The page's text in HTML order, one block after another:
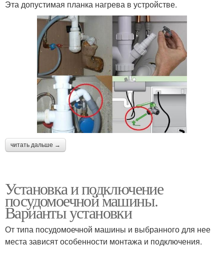
Эта допустимая планка нагрева в устройстве.
читать дальше →
Установка и подключение
посудомоечной машины.
Варианты установки
От типа посудомоечной машины и выбранного для нее
места зависят особенности монтажа и подключения.